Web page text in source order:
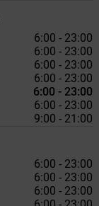
6:00 - 23:00
6:00 - 23:00
6:00 - 23:00
6:00 - 23:00
6:00 - 23:00
6:00 - 23:00
9:00 - 21:00
6:00 - 23:00
6:00 - 23:00
6:00 - 23:00